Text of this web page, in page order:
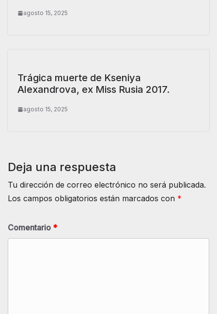
agosto 15, 2025
Trágica muerte de Kseniya
Alexandrova, ex Miss Rusia 2017.
agosto 15, 2025
Deja una respuesta
Tu dirección de correo electrónico no será publicada.
Los campos obligatorios están marcados con *
Comentario *